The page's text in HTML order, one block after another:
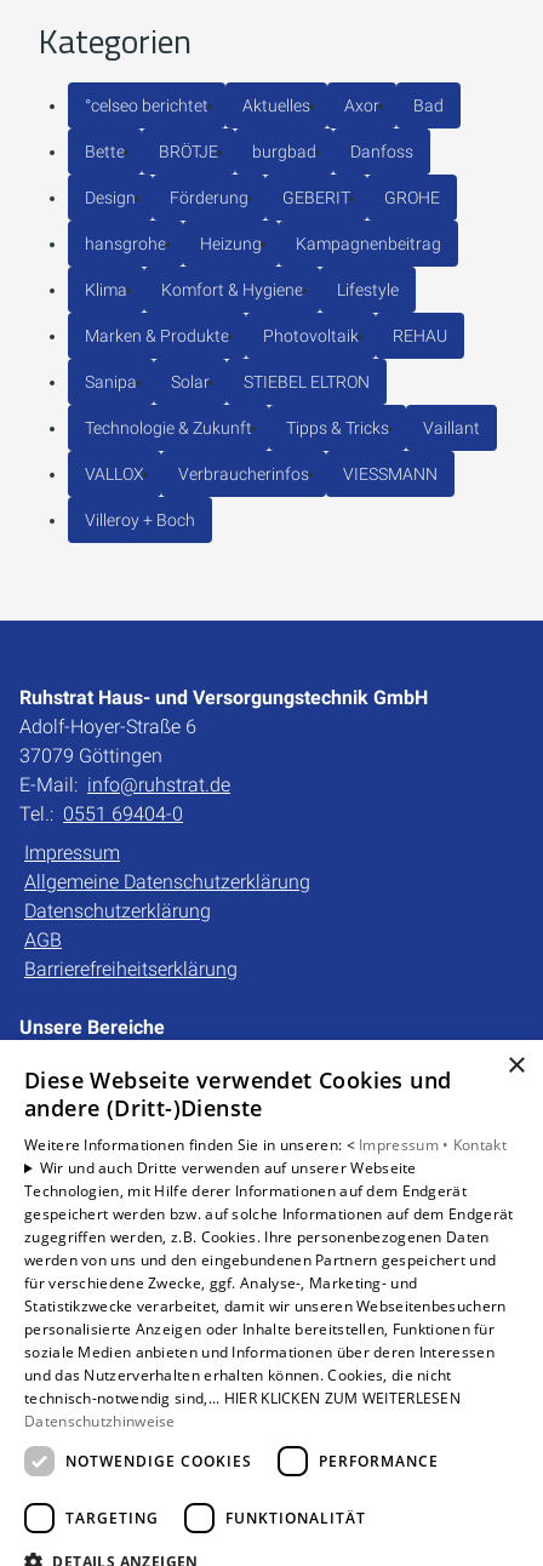
Kategorien
°celseo berichtet Aktuelles Axor Bad
Bette BRÖTJE burgbad Danfoss
Design Förderung GEBERIT GROHE
hansgrohe Heizung Kampagnenbeitrag
Klima Komfort & Hygiene Lifestyle
Marken & Produkte Photovoltaik REHAU
Sanipa Solar STIEBEL ELTRON
Technologie & Zukunft Tipps & Tricks Vaillant
VALLOX Verbraucherinfos VIESSMANN
Villeroy + Boch
Ruhstrat Haus- und Versorgungstechnik GmbH
Adolf-Hoyer-Straße 6
37079 Göttingen
E-Mail: info@ruhstrat.de
Tel.: 0551 69404-0
Impressum
Allgemeine Datenschutzerklärung
Datenschutzerklärung
AGB
Barrierefreiheitserklärung
Unsere Bereiche
Gewerbekunden
Karriere
Unternehmen
Kontakt
Um externe HTML-Inhalte anzuzeigen, benötigen wir
Ihre Einwilligung.
Weitere Informationen finden Sie in unserer
Datenschutzerklärung.
Cookie-Einstellungen öffnen
×
Diese Webseite verwendet Cookies und
andere (Dritt-)Dienste
Weitere Informationen finden Sie in unseren: < Impressum • Kontakt
Wir und auch Dritte verwenden auf unserer Webseite
Technologien, mit Hilfe derer Informationen auf dem Endgerät
gespeichert werden bzw. auf solche Informationen auf dem Endgerät
zugegriffen werden, z.B. Cookies. Ihre personenbezogenen Daten
werden von uns und den eingebundenen Partnern gespeichert und
für verschiedene Zwecke, ggf. Analyse-, Marketing- und
Statistikzwecke verarbeitet, damit wir unseren Webseitenbesuchern
personalisierte Anzeigen oder Inhalte bereitstellen, Funktionen für
soziale Medien anbieten und Informationen über deren Interessen
und das Nutzerverhalten erhalten können. Cookies, die nicht
technisch-notwendig sind,... HIER KLICKEN ZUM WEITERLESEN
Datenschutzhinweise
NOTWENDIGE COOKIES
PERFORMANCE
TARGETING FUNKTIONALITÄT
DETAILS ANZEIGEN